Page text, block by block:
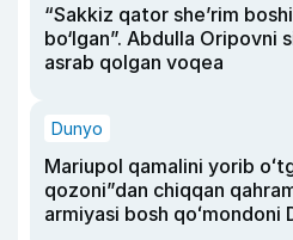
“Sakkiz qator she’rim
bo‘lgan”. Abdulla Oripovni
asrab qolgan voqea
Dunyo
Mariupol qamalini yorib
qozoni”dan chiqqan
armiyasi bosh qoʻmondoni